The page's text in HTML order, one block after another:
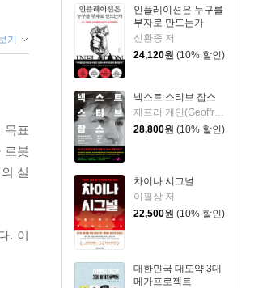
인플레이션은 누구를
부자로 만드는가
신환종 저
24,120원 (10% 할인)
넥스트 스티브 잡스
제프리 케인(Geoffrey Cain) 저/이민석 역
28,800원 (10% 할인)
차이나 시그널
이필상 저
22,500원 (10% 할인)
대한민국 대도약 3대
메가프로젝트
기
목표
로봇
실
. 이